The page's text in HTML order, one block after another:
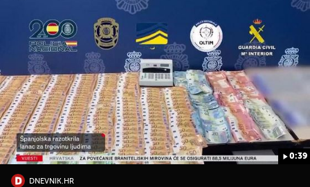
0:39
DNEVNIK.HR